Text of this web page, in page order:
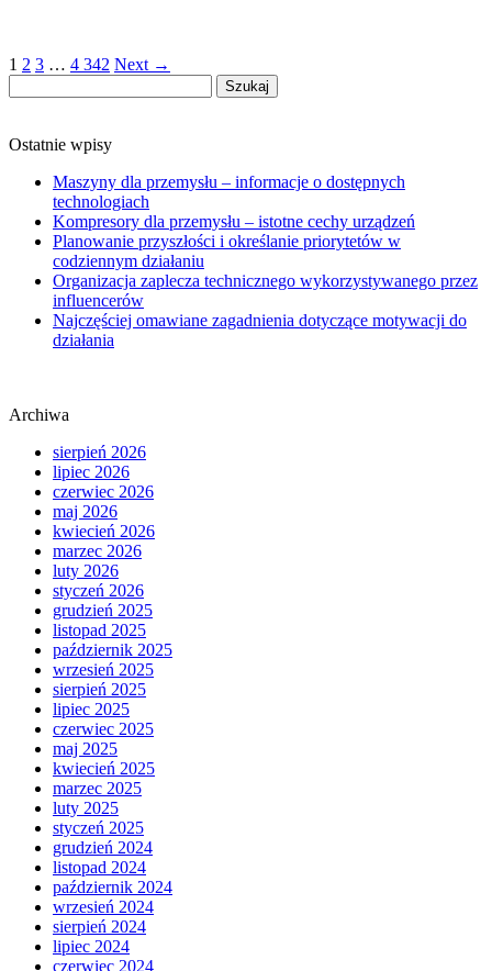
1 2 3 … 4 342 Next →
Ostatnie wpisy
Maszyny dla przemysłu – informacje o dostępnych
technologiach
Kompresory dla przemysłu – istotne cechy urządzeń
Planowanie przyszłości i określanie priorytetów w
codziennym działaniu
Organizacja zaplecza technicznego wykorzystywanego przez
influencerów
Najczęściej omawiane zagadnienia dotyczące motywacji do
działania
Archiwa
sierpień 2026
lipiec 2026
czerwiec 2026
maj 2026
kwiecień 2026
marzec 2026
luty 2026
styczeń 2026
grudzień 2025
listopad 2025
październik 2025
wrzesień 2025
sierpień 2025
lipiec 2025
czerwiec 2025
maj 2025
kwiecień 2025
marzec 2025
luty 2025
styczeń 2025
grudzień 2024
listopad 2024
październik 2024
wrzesień 2024
sierpień 2024
lipiec 2024
czerwiec 2024